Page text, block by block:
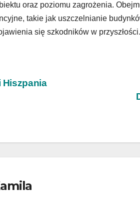
oraz poziomu zagrożenia.
takie jak uszczelnianie
się szkodników w przyszłości.